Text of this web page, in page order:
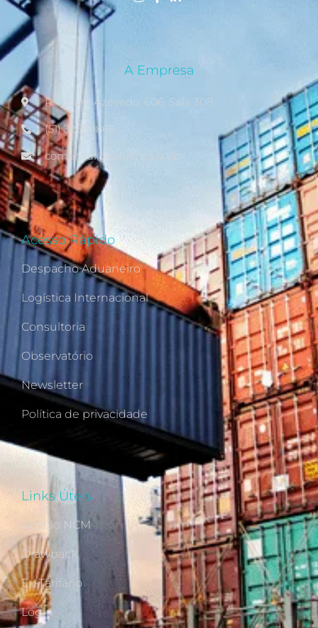
A Empresa
R. Moura Azevedo, 606, Sala 308
(51) 3269-1866
comercial@solutions.srv.br
Acesso Rápido
Despacho Aduaneiro
Logística Internacional
Consultoria
Observatório
Newsletter
Política de privacidade
Links Úteis
Gestão NCM
Drawback
Ex-Tarifário
Login